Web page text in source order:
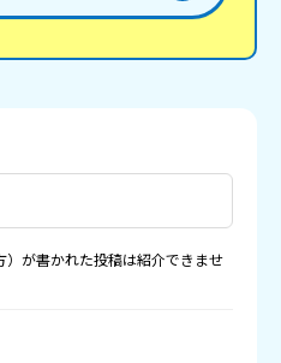
が書かれた投稿は紹介できませ